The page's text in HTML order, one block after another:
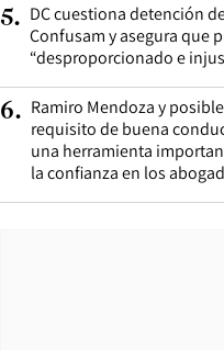
5. DC cuestiona detención
Confusam y asegura que
“desproporcionado e
6. Ramiro Mendoza y
requisito de buena
una herramienta
la confianza en los